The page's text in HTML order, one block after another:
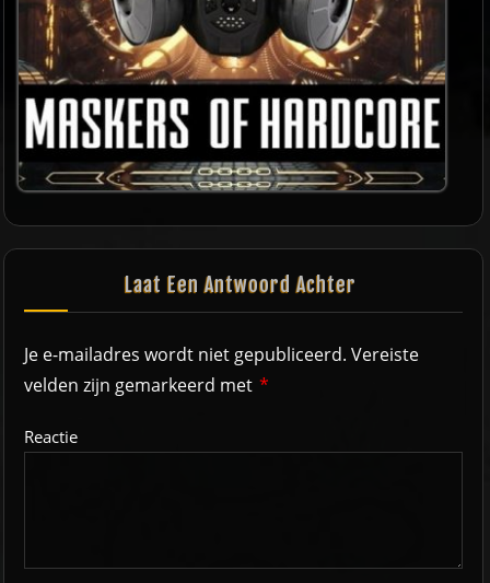
Laat Een Antwoord Achter
Je e-mailadres wordt niet gepubliceerd. Vereiste
velden zijn gemarkeerd met *
Reactie